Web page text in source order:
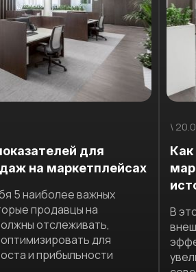
для
на маркетплейсах
5 наиболее важных
продавцы на
отслеживать,
для
и прибыльности
\
Как
В